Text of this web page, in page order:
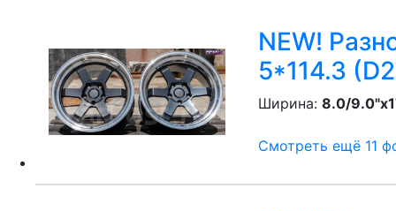
NEW!
5*114.3
Ширина: 8.0/
Смотреть ещё 11